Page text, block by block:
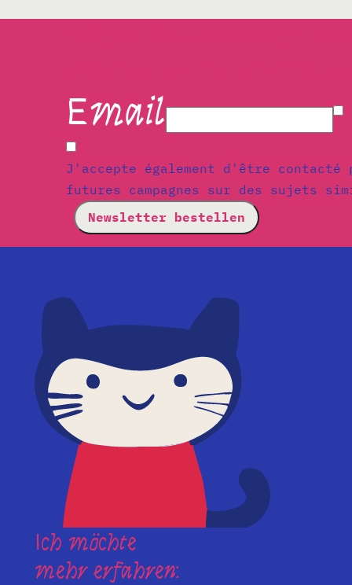
Email
J'accepte également d'être contacté
futures campagnes sur des sujets
Ich möchte
mehr erfahren: